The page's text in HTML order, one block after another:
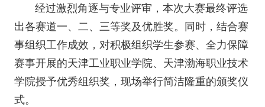
经过激烈角逐与专业评审，本次大赛最终评选
出各赛道一、二、三等奖及优胜奖。同时，结合赛
事组织工作成效，对积极组织学生参赛、全力保障
赛事开展的天津工业职业学院、天津渤海职业技术
学院授予优秀组织奖，现场举行简洁隆重的颁奖仪
式。